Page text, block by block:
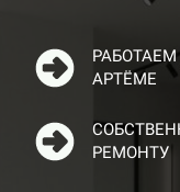
АРТЁМЕ
РЕМОНТУ